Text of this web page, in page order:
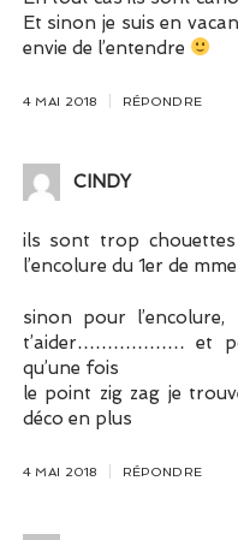
Et sinon je suis en
envie de l’entendre
4 MAI 2018 RÉPONDRE
CINDY
ils sont trop chouettes
l’encolure du 1er de
sinon pour
t’aider……………… et
qu’une fois
le point zig zag je
déco en plus
4 MAI 2018 RÉPONDRE